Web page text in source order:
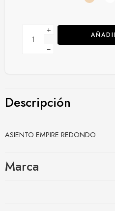
+
−
Descripción
ASIENTO EMPIRE REDONDO
Marca